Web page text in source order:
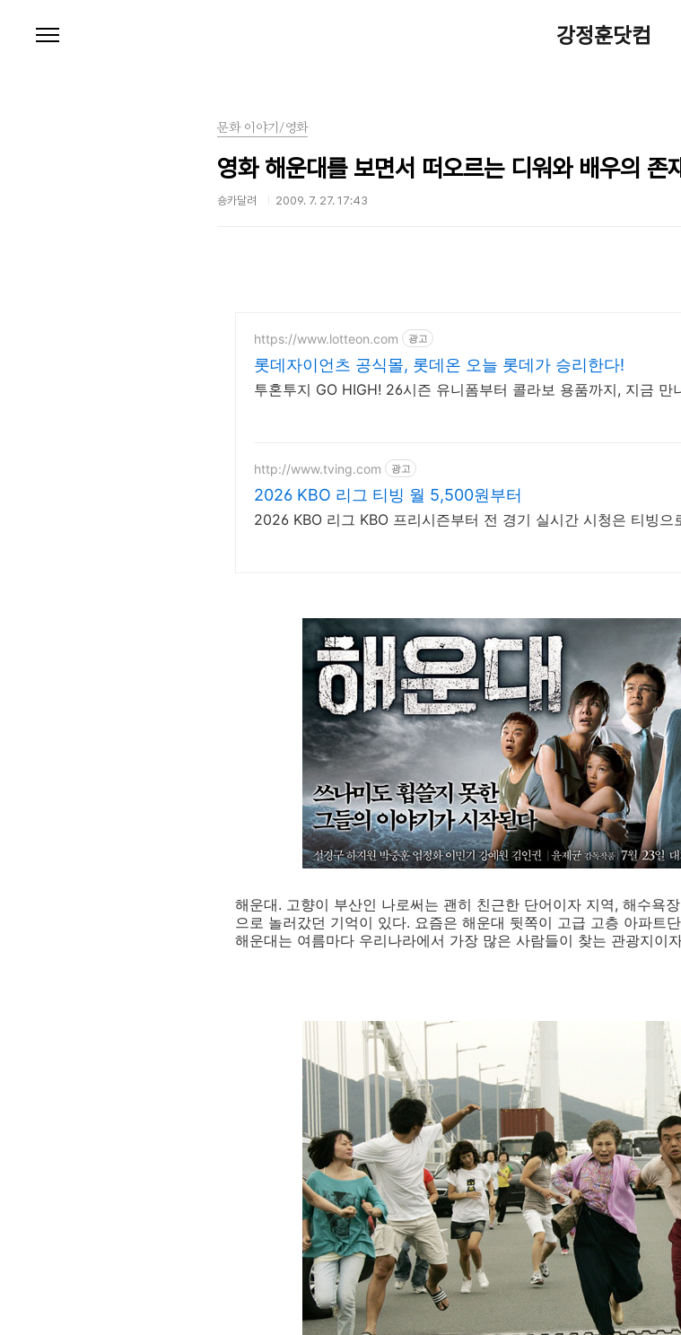
강정훈닷컴
문화 이야기/영화
영화 해운대를 보면서 떠오르는 디워와 배우의 존
숑카달려 2009. 7. 27. 17:43
https://www.lotteon.com 광고
롯데자이언츠 공식몰, 롯데온 오늘 롯데가 승리한다!
투혼투지 GO HIGH! 26시즌 유니폼부터 콜라보 용품까지, 지금 만
http://www.tving.com 광고
2026 KBO 리그 티빙 월 5,500원부터
2026 KBO 리그 KBO 프리시즌부터 전 경기 실시간 시청은 티빙으
해운대. 고향이 부산인 나로써는 괜히 친근한 단어이자 지역, 해수욕
으로 놀러갔던 기억이 있다. 요즘은 해운대 뒷쪽이 고급 고층 아파트
해운대는 여름마다 우리나라에서 가장 많은 사람들이 찾는 관광지이